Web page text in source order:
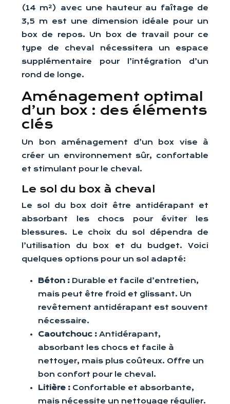
(14 m²) avec une hauteur au faîtage de
3,5 m est une dimension idéale pour un
box de repos. Un box de travail pour ce
type de cheval nécessitera un espace
supplémentaire pour l’intégration d’un
rond de longe.
Aménagement optimal
d’un box : des éléments
clés
Un bon aménagement d’un box vise à
créer un environnement sûr, confortable
et stimulant pour le cheval.
Le sol du box à cheval
Le sol du box doit être antidérapant et
absorbant les chocs pour éviter les
blessures. Le choix du sol dépendra de
l’utilisation du box et du budget. Voici
quelques options pour un sol adapté:
Béton : Durable et facile d’entretien,
mais peut être froid et glissant. Un
revêtement antidérapant est souvent
nécessaire.
Caoutchouc : Antidérapant,
absorbant les chocs et facile à
nettoyer, mais plus coûteux. Offre un
bon confort pour le cheval.
Litière : Confortable et absorbante,
mais nécessite un nettoyage régulier.